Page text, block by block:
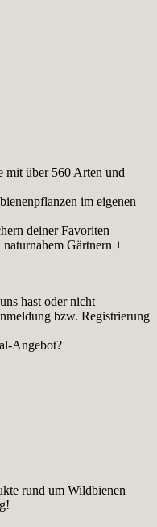
mit über 560 Arten und
im eigenen
deiner Favoriten
Gärtnern +
hast oder nicht
bzw. Registrierung
Angebot?
rund um Wildbienen